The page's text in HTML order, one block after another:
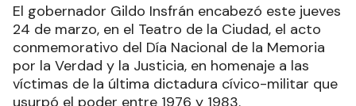
El gobernador Gildo Insfrán encabezó este jueves
24 de marzo, en el Teatro de la Ciudad, el acto
conmemorativo del Día Nacional de la Memoria
por la Verdad y la Justicia, en homenaje a las
víctimas de la última dictadura cívico-militar que
usurpó el poder entre 1976 y 1983.